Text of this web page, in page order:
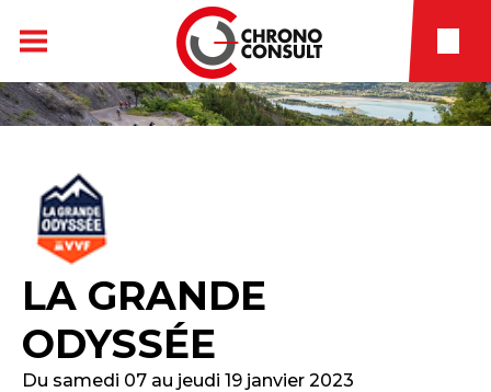
LA GRANDE
ODYSSÉE
Du samedi 07 au jeudi 19 janvier 2023